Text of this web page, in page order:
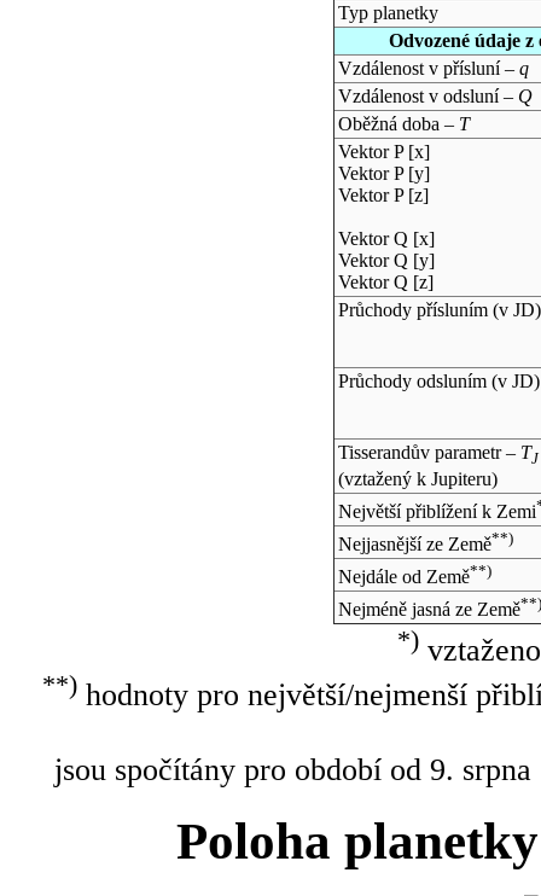
Typ planetky
Odvozené údaje
Vzdálenost v přísluní – q
Vzdálenost v odsluní – Q
Oběžná doba – T
Vektor P [x]
Vektor P [y]
Vektor P [z]
Vektor Q [x]
Vektor Q [y]
Vektor Q [z]
Průchody přísluním (v JD)
Průchody odsluním (v JD)
Tisserandův parametr – TJ
(vztažený k Jupiteru)
Největší přiblížení k Zemi
Nejjasnější ze Země**)
Nejdále od Země**)
Nejméně jasná ze Země**)
*)
**)hodnoty pro největší/nejmenší
jsou spočítány pro období od 9.
Poloha